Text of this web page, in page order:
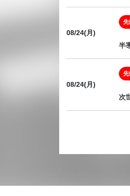
08/24(月)
半
08/24(月)
次